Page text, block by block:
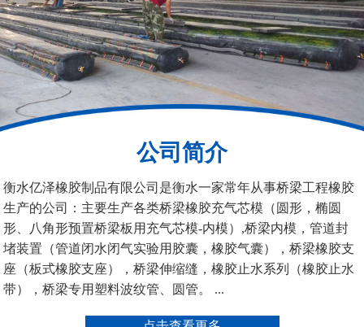
200*25米圆形桥梁气囊
390*14米的圆形充气芯
模
空心板内模 桥梁空心板气囊
公司简介
衡水亿泽橡胶制品有限公司是衡水一家常年从事桥梁工程橡胶
生产的公司：主要生产各类桥梁橡胶充气芯模（圆形，椭圆
形、八角形预置桥梁板用充气芯模-内模）,桥梁内模，管道封
堵装置（管道闭水闭气实验用胶囊，橡胶气囊），桥梁橡胶支
座（板式橡胶支座），桥梁伸缩缝，橡胶止水系列（橡胶止水
带），桥梁专用塑料波纹管、圆管。 ...